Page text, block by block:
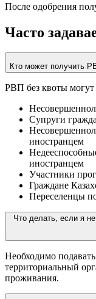
После одобрения
Часто
Кто может получить
РВП без квоты могут
Супруги
иностранцем
иностранцем
Участники
Граждане
Переселенцы
Что делать, если я
Необходимо
территориальный
проживания.